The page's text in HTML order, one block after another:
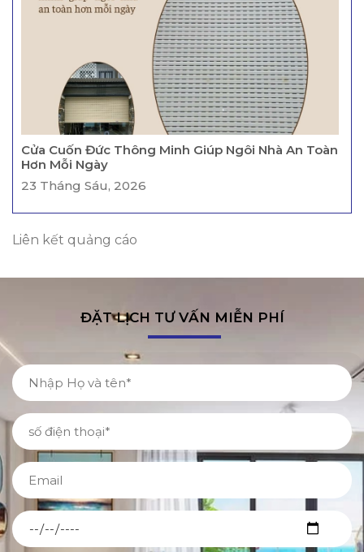
Cửa Cuốn Đức Thông Minh Giúp Ngôi Nhà An Toàn
Hơn Mỗi Ngày
23 Tháng Sáu, 2026
Liên kết quảng cáo
ĐẶT LỊCH TƯ VẤN MIỄN PHÍ